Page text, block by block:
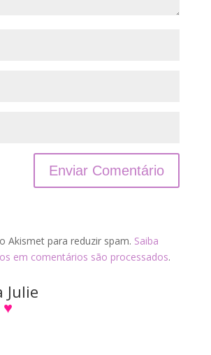
Akismet para reduzir spam. Saiba
em comentários são processados.
Julie
♥